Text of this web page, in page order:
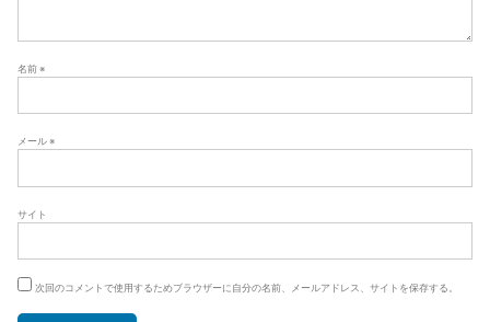
名前 ※
メール ※
サイト
次回のコメントで使用するためブラウザーに自分の名前、メールアドレス、サイトを保存する。